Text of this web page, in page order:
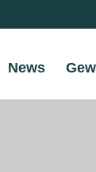
News